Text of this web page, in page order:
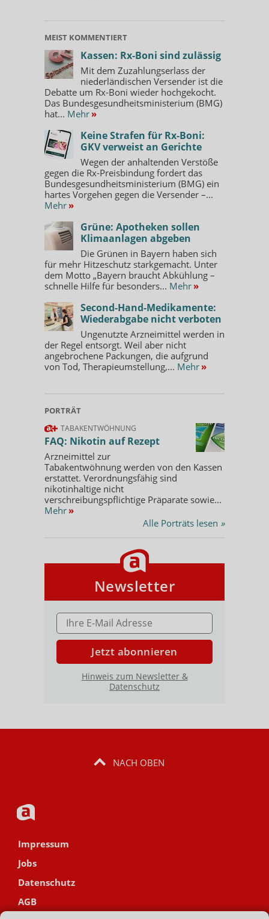
MEIST KOMMENTIERT
Kassen: Rx-Boni sind zulässig
Mit dem Zuzahlungserlass der
niederländischen Versender ist die
Debatte um Rx-Boni wieder hochgekocht.
Das Bundesgesundheitsministerium (BMG)
hat... Mehr »
Keine Strafen für Rx-Boni:
GKV verweist an Gerichte
Wegen der anhaltenden Verstöße
gegen die Rx-Preisbindung fordert das
Bundesgesundheitsministerium (BMG) ein
hartes Vorgehen gegen die Versender –...
Mehr »
Grüne: Apotheken sollen
Klimaanlagen abgeben
Die Grünen in Bayern haben sich
für mehr Hitzeschutz starkgemacht. Unter
dem Motto „Bayern braucht Abkühlung –
schnelle Hilfe für besonders... Mehr »
Second-Hand-Medikamente:
Wiederabgabe nicht verboten
Ungenutzte Arzneimittel werden in
der Regel entsorgt. Weil aber nicht
angebrochene Packungen, die aufgrund
von Tod, Therapieumstellung,... Mehr »
PORTRÄT
TABAKENTWÖHNUNG
FAQ: Nikotin auf Rezept
Arzneimittel zur
Tabakentwöhnung werden von den Kassen
erstattet. Verordnungsfähig sind
nikotinhaltige nicht
verschreibungspflichtige Präparate sowie...
Mehr »
Alle Porträts lesen »
Newsletter
E-MAIL ADRESSE
Jetzt abonnieren
Hinweis zum Newsletter &
Datenschutz
NACH OBEN
Impressum
Jobs
Datenschutz
AGB